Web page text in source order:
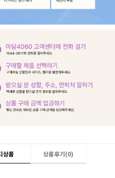
상품 상품후기(0)